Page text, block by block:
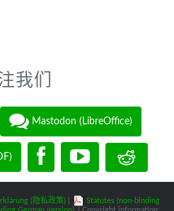
我们
Mastodon (LibreOffice)
(隐私政策)|
Statutes (non-binding